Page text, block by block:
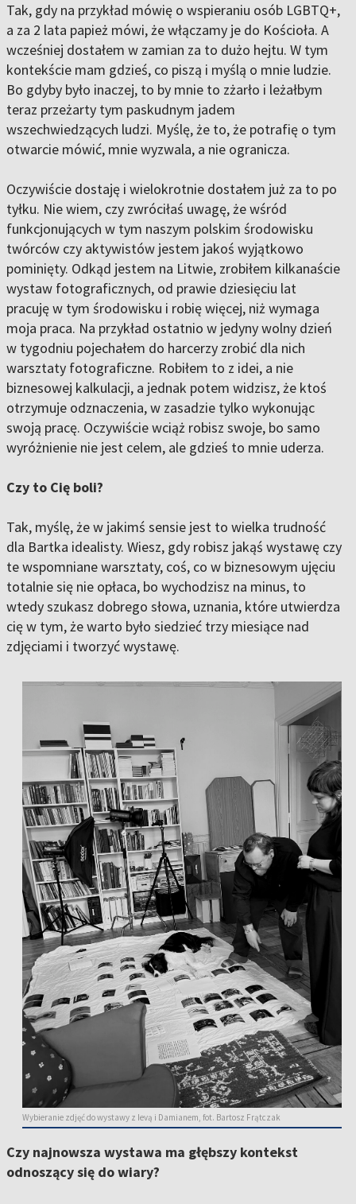
Tak, gdy na przykład mówię o wspieraniu osób LGBTQ+,
a za 2 lata papież mówi, że włączamy je do Kościoła. A
wcześniej dostałem w zamian za to dużo hejtu. W tym
kontekście mam gdzieś, co piszą i myślą o mnie ludzie.
Bo gdyby było inaczej, to by mnie to zżarło i leżałbym
teraz przeżarty tym paskudnym jadem
wszechwiedzących ludzi. Myślę, że to, że potrafię o tym
otwarcie mówić, mnie wyzwala, a nie ogranicza.
Oczywiście dostaję i wielokrotnie dostałem już za to po
tyłku. Nie wiem, czy zwróciłaś uwagę, że wśród
funkcjonujących w tym naszym polskim środowisku
twórców czy aktywistów jestem jakoś wyjątkowo
pominięty. Odkąd jestem na Litwie, zrobiłem kilkanaście
wystaw fotograficznych, od prawie dziesięciu lat
pracuję w tym środowisku i robię więcej, niż wymaga
moja praca. Na przykład ostatnio w jedyny wolny dzień
w tygodniu pojechałem do harcerzy zrobić dla nich
warsztaty fotograficzne. Robiłem to z idei, a nie
biznesowej kalkulacji, a jednak potem widzisz, że ktoś
otrzymuje odznaczenia, w zasadzie tylko wykonując
swoją pracę. Oczywiście wciąż robisz swoje, bo samo
wyróżnienie nie jest celem, ale gdzieś to mnie uderza.
Czy to Cię boli?
Tak, myślę, że w jakimś sensie jest to wielka trudność
dla Bartka idealisty. Wiesz, gdy robisz jakąś wystawę czy
te wspomniane warsztaty, coś, co w biznesowym ujęciu
totalnie się nie opłaca, bo wychodzisz na minus, to
wtedy szukasz dobrego słowa, uznania, które utwierdza
cię w tym, że warto było siedzieć trzy miesiące nad
zdjęciami i tworzyć wystawę.
Wybieranie zdjęć do wystawy z Ievą i Damianem, fot. Bartosz Frątczak
Czy najnowsza wystawa ma głębszy kontekst
odnoszący się do wiary?